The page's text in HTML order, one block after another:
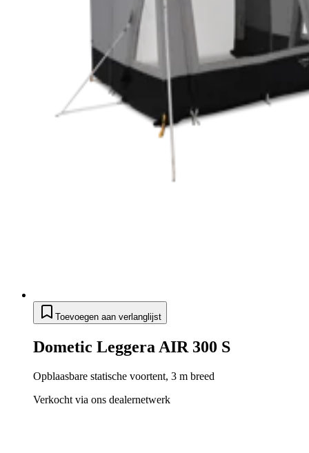
Toevoegen aan verlanglijst
Dometic Leggera AIR 300 S
Opblaasbare statische voortent, 3 m breed
Verkocht via ons dealernetwerk